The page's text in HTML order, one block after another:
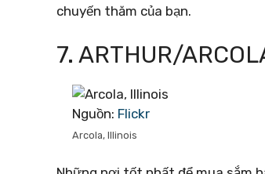
chuyến thăm của bạn.
7. ARTHUR/
Nguồn: Flickr
Arcola, Illinois